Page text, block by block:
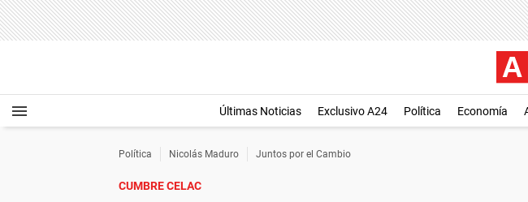
Últimas Noticias Exclusivo A24 Política Economía
Política Nicolás Maduro Juntos por el Cambio
CUMBRE CELAC